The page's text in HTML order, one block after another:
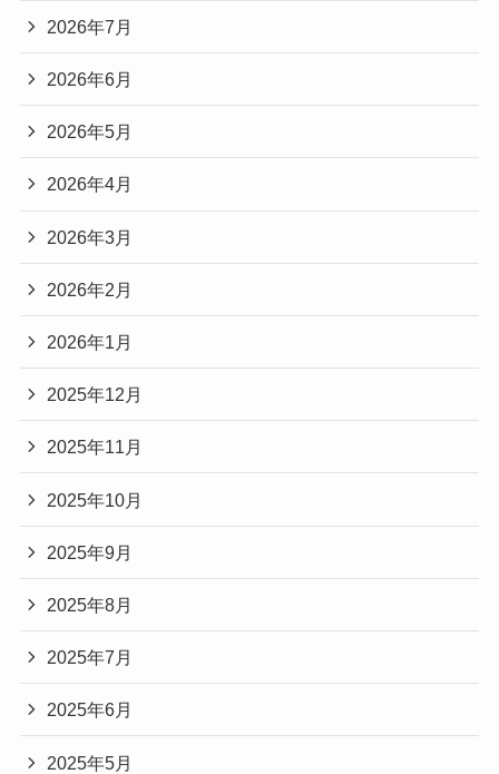
2026年7月
2026年6月
2026年5月
2026年4月
2026年3月
2026年2月
2026年1月
2025年12月
2025年11月
2025年10月
2025年9月
2025年8月
2025年7月
2025年6月
2025年5月